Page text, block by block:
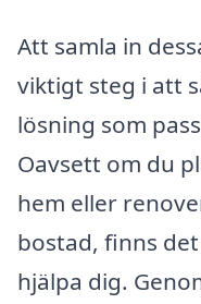
Att samla in
viktigt steg i att
lösning som
Oavsett om du
hem eller
bostad, finns
hjälpa dig.